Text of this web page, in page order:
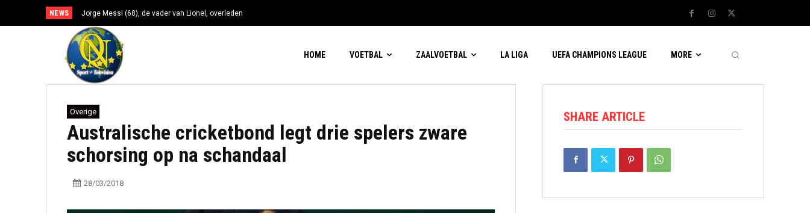
NEWS Jorge Messi (68), de vader van Lionel, overleden
HOME VOETBAL ZAALVOETBAL LA LIGA UEFA CHAMPIONS LEAGUE MORE
Overige
Australische cricketbond legt drie spelers zware
schorsing op na schandaal
28/03/2018
SHARE ARTICLE